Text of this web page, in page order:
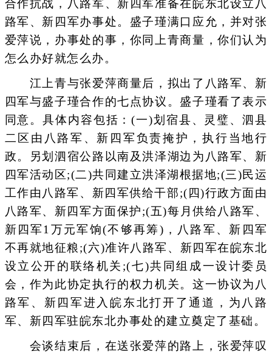
合作抗战，八路军、新四军准备在皖东北设立八
路军、新四军办事处。盛子瑾满口应允，并对张
爱萍说，办事处的事，你同上青商量，你们认为
怎么办好就怎么办。
江上青与张爱萍商量后，拟出了八路军、新
四军与盛子瑾合作的七点协议。盛子瑾看了表示
同意。具体内容包括：(一)划宿县、灵璧、泗县
二区由八路军、新四军负责掩护，执行当地行
政。另划泗宿公路以南及洪泽湖边为八路军、新
四军活动区;(二)共同建立洪泽湖根据地;(三)民运
工作由八路军、新四军供给干部;(四)行政方面由
八路军、新四军方面保护;(五)每月供给八路军、
新四军1万元军饷(不够再筹)，八路军、新四军
不再就地征粮;(六)准许八路军、新四军在皖东北
设立公开的联络机关;(七)共同组成一设计委员
会，作为此协定执行的权力机关。这一协议为八
路军、新四军进入皖东北打开了通道，为八路
军、新四军驻皖东北办事处的建立奠定了基础。
会谈结束后，在送张爱萍的路上，张爱萍叹